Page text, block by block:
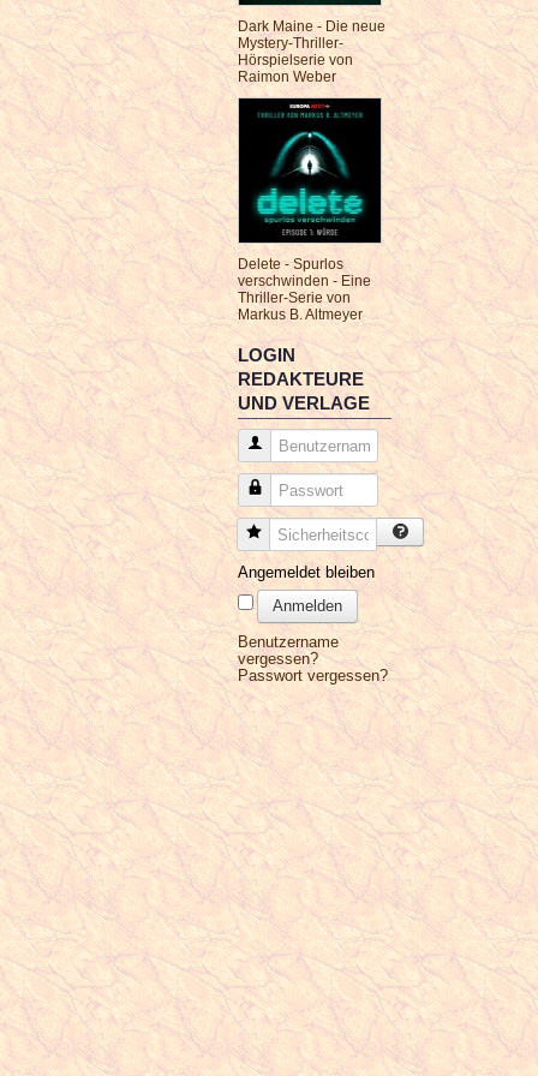
Dark Maine - Die neue
Mystery-Thriller-
Hörspielserie von
Raimon Weber
Delete - Spurlos
verschwinden - Eine
Thriller-Serie von
Markus B. Altmeyer
LOGIN
REDAKTEURE
UND VERLAGE
Benutzername
Passwort
Sicherheitscode
Angemeldet bleiben
Anmelden
Benutzername
vergessen?
Passwort vergessen?